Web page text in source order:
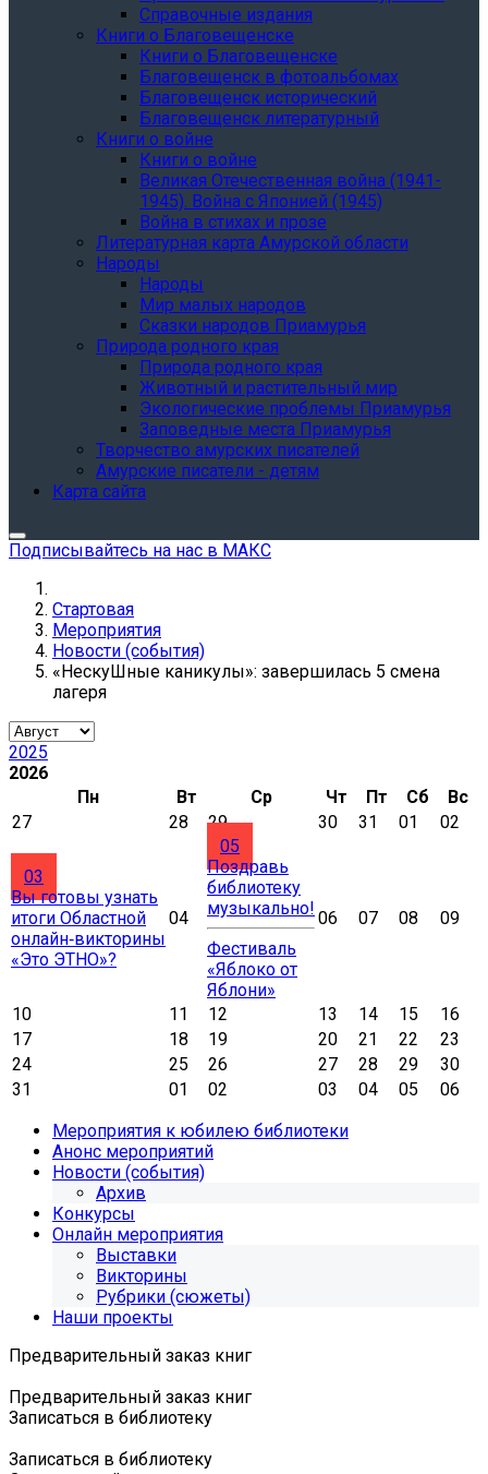
Справочные издания
Книги о Благовещенске
Книги о Благовещенске
Благовещенск в фотоальбомах
Благовещенск исторический
Благовещенск литературный
Книги о войне
Книги о войне
Великая Отечественная война (1941-
1945). Война с Японией (1945)
Война в стихах и прозе
Литературная карта Амурской области
Народы
Народы
Мир малых народов
Сказки народов Приамурья
Природа родного края
Природа родного края
Животный и растительный мир
Экологические проблемы Приамурья
Заповедные места Приамурья
Творчество амурских писателей
Амурские писатели - детям
Карта сайта
Подписывайтесь на нас в МАКС
Стартовая
Мероприятия
Новости (события)
«НескуШные каникулы»: завершилась 5 смена
лагеря
2025
2026
Пн
Вт Ср Чт Пт Сб
Вс
27
28 29 30 31 01 02
03
Вы готовы узнать
итоги Областной
онлайн‑викторины
«Это ЭТНО»?
04
05
Поздравь
библиотеку
музыкально!
Фестиваль
«Яблоко от
Яблони»
06 07 08 09
10 11 12 13 14 15
16
17
18 19 20 21 22
23
24
25 26 27 28 29
30
31
01 02 03 04 05
06
Мероприятия к юбилею библиотеки
Анонс мероприятий
Новости (события)
Архив
Конкурсы
Онлайн мероприятия
Выставки
Викторины
Рубрики (сюжеты)
Наши проекты
Предварительный заказ книг
Предварительный заказ книг
Записаться в библиотеку
Записаться в библиотеку